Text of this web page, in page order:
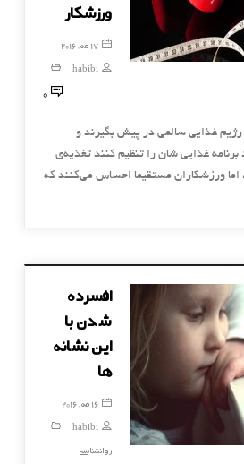
ورزشکار
17 مه, 2016
habibi
0
رژیم غذایی سالمی در پیش بگیرند و
غذایی شان را تنظیم کنند تغذیه‌ی
ورزشکاران مستقیما احساس می‌کنند که
افسرده
شدن با
این نشانه
ها
16 مه, 2016
habibi
روانشناسی